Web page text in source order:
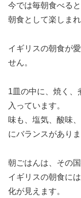
今では毎朝食べる
朝食として楽しま
イギリスの朝食が
せん。
1皿の中に、焼く、
入っています。
味も、塩気、酸味
にバランスがありま
朝ごはんは、その
イギリスの朝食に
化が見えます。